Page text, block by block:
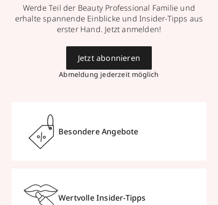
Werde Teil der Beauty Professional Familie und
erhalte spannende Einblicke und Insider-Tipps aus
erster Hand. Jetzt anmelden!
Abmeldung jederzeit möglich
Jetzt abonnieren
Besondere Angebote
Wertvolle Insider-Tipps